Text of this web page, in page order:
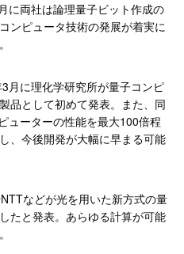
に両社は論理量子ビット作成の
ンピュータ技術の発展が着実に
月に理化学研究所が量子コンピ
品として初めて発表。また、同
ューターの性能を最大100倍程
、今後開発が大幅に早まる可能
などが光を用いた新方式の量
たと発表。あらゆる計算が可能